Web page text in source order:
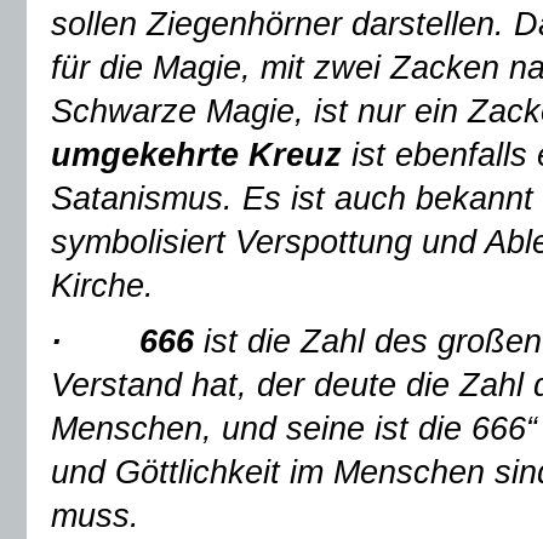
sollen Ziegenhörner darstellen.
für die Magie, mit zwei Zacken
Schwarze Magie, ist nur ein
umgekehrte Kreuz ist ebenfalls
Satanismus. Es ist auch
symbolisiert Verspottung und
Kirche.
· 666 ist die Zahl des
Verstand hat, der deute die
Menschen, und seine ist die
und Göttlichkeit im Menschen
muss.